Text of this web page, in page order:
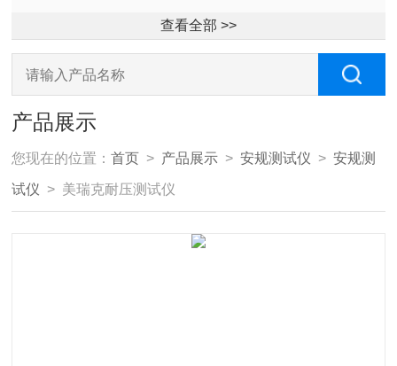
查看全部 >>
产品展示
您现在的位置：首页 > 产品展示 >安规测试仪 >安规测
试仪 > 美瑞克耐压测试仪